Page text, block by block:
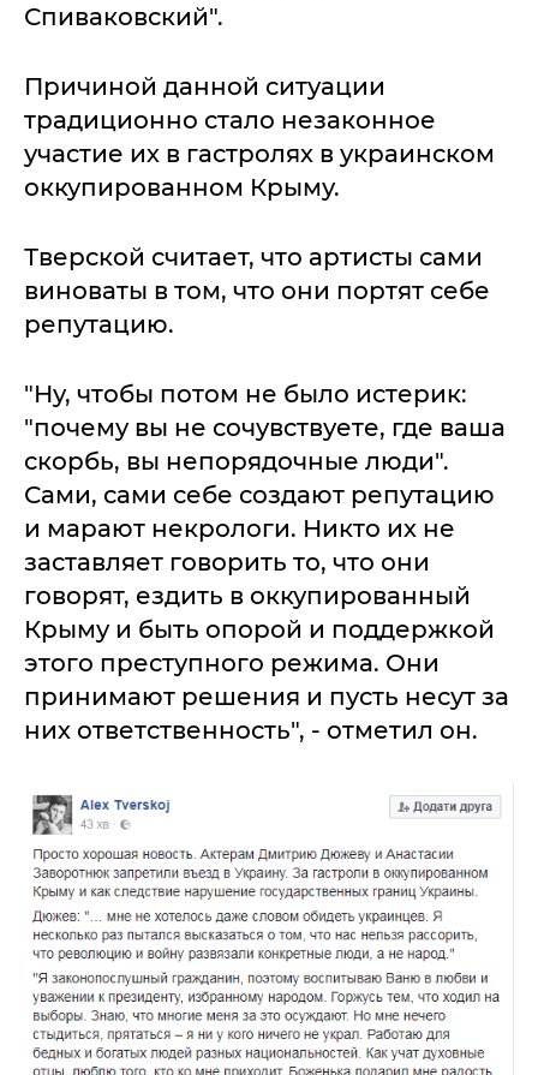
Спиваковский".
Причиной данной ситуации
традиционно стало незаконное
участие их в гастролях в украинском
оккупированном Крыму.
Тверской считает, что артисты сами
виноваты в том, что они портят себе
репутацию.
"Ну, чтобы потом не было истерик:
"почему вы не сочувствуете, где ваша
скорбь, вы непорядочные люди".
Сами, сами себе создают репутацию
и марают некрологи. Никто их не
заставляет говорить то, что они
говорят, ездить в оккупированный
Крыму и быть опорой и поддержкой
этого преступного режима. Они
принимают решения и пусть несут за
них ответственность", - отметил он.